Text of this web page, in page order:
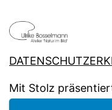
Mit Stolz